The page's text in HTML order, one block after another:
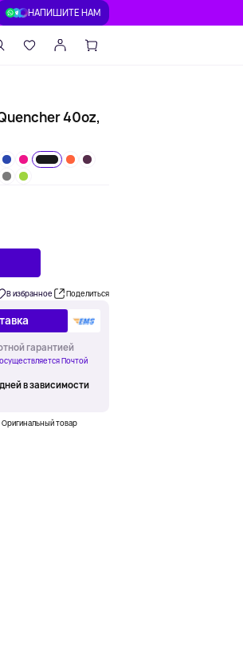
НАПИШИТЕ НАМ
40oz,
В избранное Поделиться
гарантией
Почтой
в зависимости
Оригинальный товар